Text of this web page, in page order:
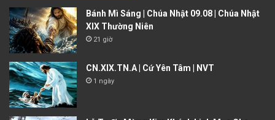
Bánh Mì Sáng | Chúa Nhật 09.08 | Chúa Nhật
XIX Thường Niên
21 giờ
CN.XIX.TN.A | Cứ Yên Tâm | NVT
1 ngày